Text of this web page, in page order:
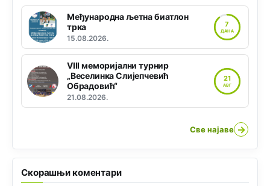
Међународна љетна биатлон
трка
15.08.2026.
7
ДАНА
VIII меморијални турнир
„Веселинка Слијепчевић
Обрадовић“
21.08.2026.
21
АВГ
Све најаве →
Скорашњи коментари